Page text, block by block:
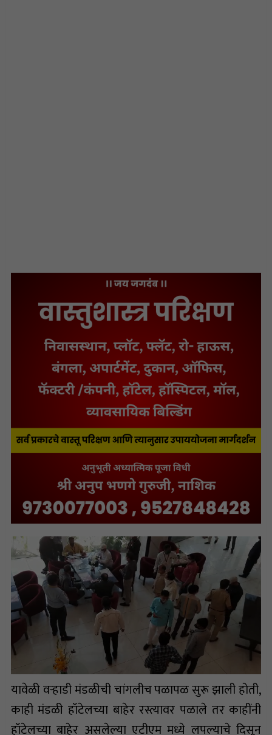
यावेळी वऱ्हाडी मंडळीची चांगलीच पळापळ सुरू झाली होती,
काही मंडळी हॉटेलच्या बाहेर रस्त्यावर पळाले तर काहींनी
हॉटेलच्या बाहेर असलेल्या एटीएम मध्ये लपल्याचे दिसून